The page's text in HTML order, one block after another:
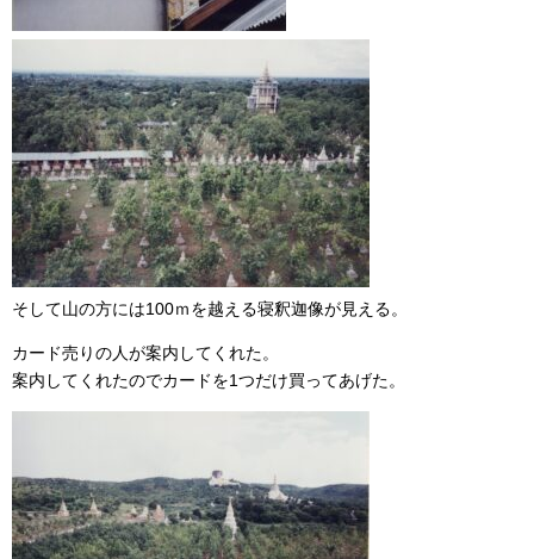
そして山の方には100ｍを越える寝釈迦像が見える。
カード売りの人が案内してくれた。
案内してくれたのでカードを1つだけ買ってあげた。